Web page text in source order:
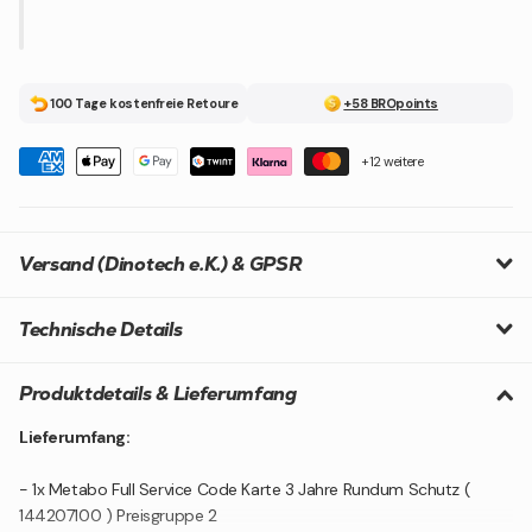
100 Tage kostenfreie Retoure +58 BROpoints
+12 weitere
Versand (Dinotech e.K.) & GPSR
Technische Details
Produktdetails & Lieferumfang
Lieferumfang:
- 1x Metabo Full Service Code Karte 3 Jahre Rundum Schutz (
144207100 ) Preisgruppe 2